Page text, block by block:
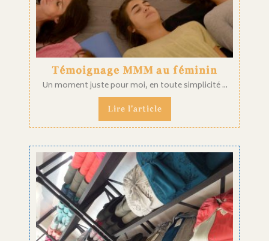
Témoignage MMM au féminin
Un moment juste pour moi, en toute simplicité ...
Lire l'article